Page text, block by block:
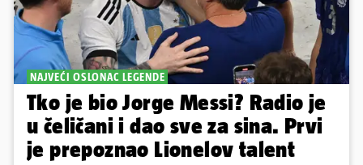
NAJVEĆI OSLONAC LEGENDE
Tko je bio Jorge Messi? Radio je
u čeličani i dao sve za sina. Prvi
je prepoznao Lionelov talent